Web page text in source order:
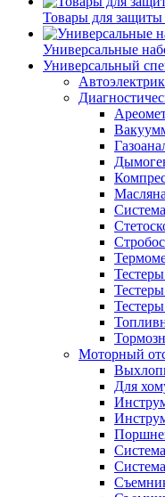
Товары для
Универсальные
Универсальный
Моторный
Для